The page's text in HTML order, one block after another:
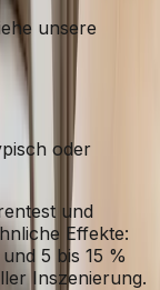
unsere
oder
und
Effekte:
5 bis 15 %
Inszenierung.